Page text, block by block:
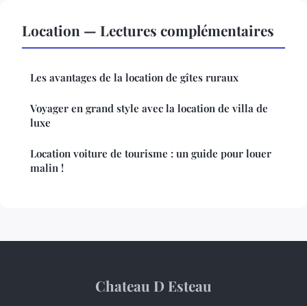
Location — Lectures complémentaires
Les avantages de la location de gîtes ruraux
Voyager en grand style avec la location de villa de
luxe
Location voiture de tourisme : un guide pour louer
malin !
Chateau D Esteau